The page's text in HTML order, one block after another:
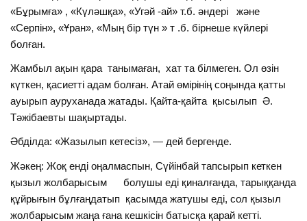
«Бұрымға» , «Күләшқа», «Угәй -ай» т.б. әндері және
«Серпін», «Ұран», «Мың бір түн » т .б. бірнеше күйлері
болған.
Жамбыл ақын қара танымаған, хат та білмеген. Ол өзін
күткен, қасиетті адам болған. Атай өмірінің соңында қатты
ауырып ауруханада жатады. Қайта-қайта қысылып Ә.
Тәжібаевты шақыртады.
Әбділда: «Жазылып кетесіз», — дей бергенде.
Жәкең: Жоқ енді оңалмаспын, Сүйінбай тапсырып кеткен
қызыл жолбарысым болушы еді қиналғанда, тарыққанда
құйрығын бұлғаңдатып қасымда жатушы еді, сол қызыл
жолбарысым жаңа ғана кешкісін батысқа қарай кетті.